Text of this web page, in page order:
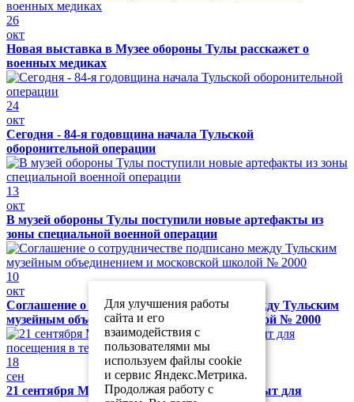
26
окт
Новая выставка в Музее обороны Тулы расскажет о
военных медиках
24
окт
Сегодня - 84-я годовщина начала Тульской
оборонительной операции
13
окт
В музей обороны Тулы поступили новые артефакты из
зоны специальной военной операции
10
окт
Соглашение о сотрудничестве подписано между Тульским
музейным объединением и московской школой № 2000
18
сен
21 сентября Музей обороны Тулы будет закрыт для
Для улучшения работы
сайта и его
взаимодействия с
пользователями мы
используем файлы cookie
и сервис Яндекс.Метрика.
Продолжая работу с